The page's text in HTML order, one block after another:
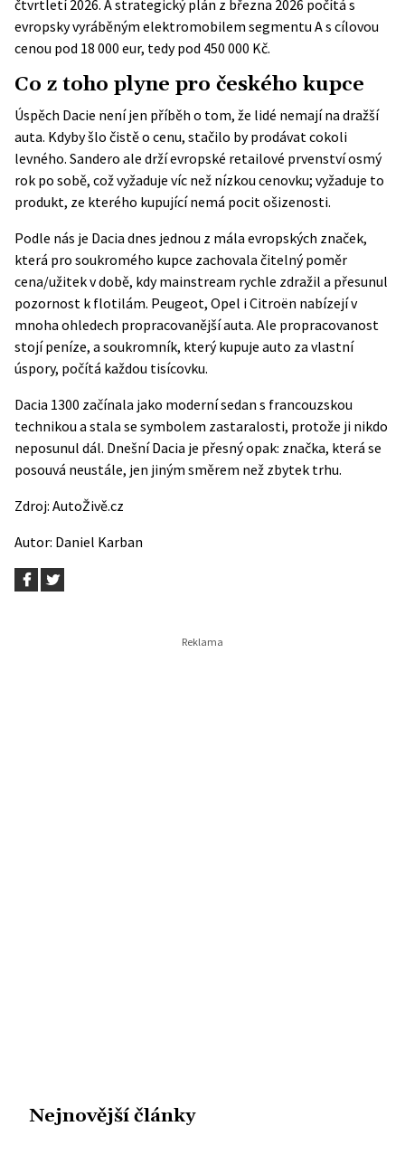
čtvrtletí 2026. A strategický plán z března 2026 počítá s
evropsky vyráběným elektromobilem segmentu A s cílovou
cenou pod 18 000 eur, tedy pod 450 000 Kč.
Co z toho plyne pro českého kupce
Úspěch Dacie není jen příběh o tom, že lidé nemají na dražší
auta. Kdyby šlo čistě o cenu, stačilo by prodávat cokoli
levného. Sandero ale drží evropské retailové prvenství osmý
rok po sobě, což vyžaduje víc než nízkou cenovku; vyžaduje to
produkt, ze kterého kupující nemá pocit ošizenosti.
Podle nás je Dacia dnes jednou z mála evropských značek,
která pro soukromého kupce zachovala čitelný poměr
cena/užitek v době, kdy mainstream rychle zdražil a přesunul
pozornost k flotilám. Peugeot, Opel i Citroën nabízejí v
mnoha ohledech propracovanější auta. Ale propracovanost
stojí peníze, a soukromník, který kupuje auto za vlastní
úspory, počítá každou tisícovku.
Dacia 1300 začínala jako moderní sedan s francouzskou
technikou a stala se symbolem zastaralosti, protože ji nikdo
neposunul dál. Dnešní Dacia je přesný opak: značka, která se
posouvá neustále, jen jiným směrem než zbytek trhu.
Zdroj: AutoŽivě.cz
Autor: Daniel Karban
Nejnovější články